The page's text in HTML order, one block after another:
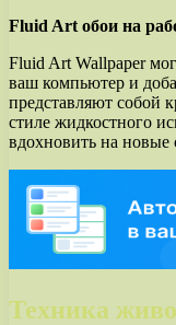
Fluid Art обои на
Fluid Art Wallpaper
ваш компьютер и
представляют собой
стиле жидкостного
вдохновить на новые
Техника